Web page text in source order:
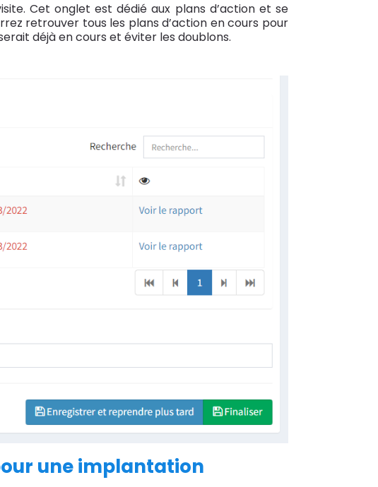
Cet onglet est dédié aux plans d’action et se
retrouver tous les plans d’action en cours pour
déjà en cours et éviter les doublons.
une implantation